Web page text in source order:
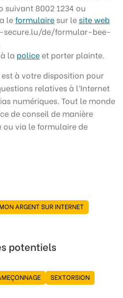
suivant 8002 1234 ou
leformulaire sur lesite web
de/formular-bee-
la police et porter plainte.
est à votre disposition pour
relatives à l’Internet
numériques. Tout le monde
de conseil de manière
via le formulaire de
MON ARGENT SUR INTERNET
potentiels
SEXTORSION